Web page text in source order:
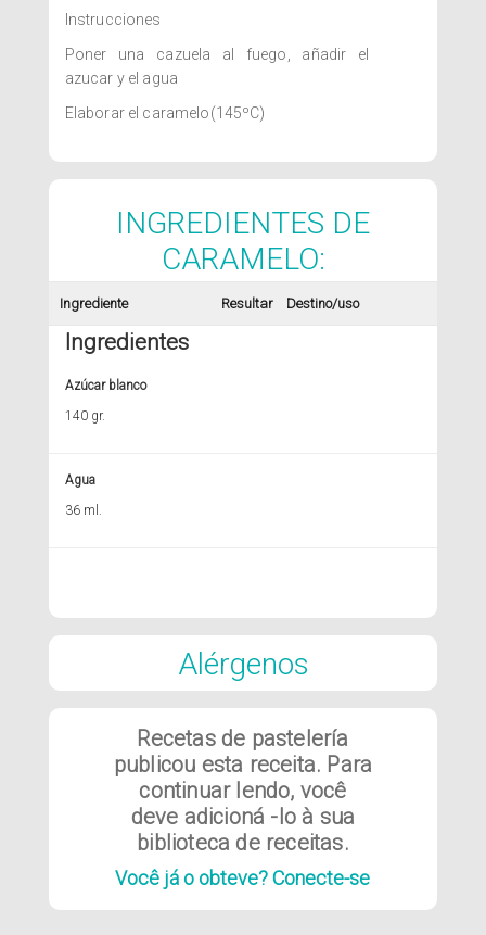
Instrucciones
Poner una cazuela al fuego, añadir el
azucar y el agua
Elaborar el caramelo(145ºC)
INGREDIENTES DE
CARAMELO:
Ingrediente Resultar Destino/uso
Ingredientes
Azúcar blanco
140 gr.
Agua
36 ml.
Alérgenos
Recetas de pastelería
publicou esta receita. Para
continuar lendo, você
deve adicioná -lo à sua
biblioteca de receitas.
Você já o obteve? Conecte-se